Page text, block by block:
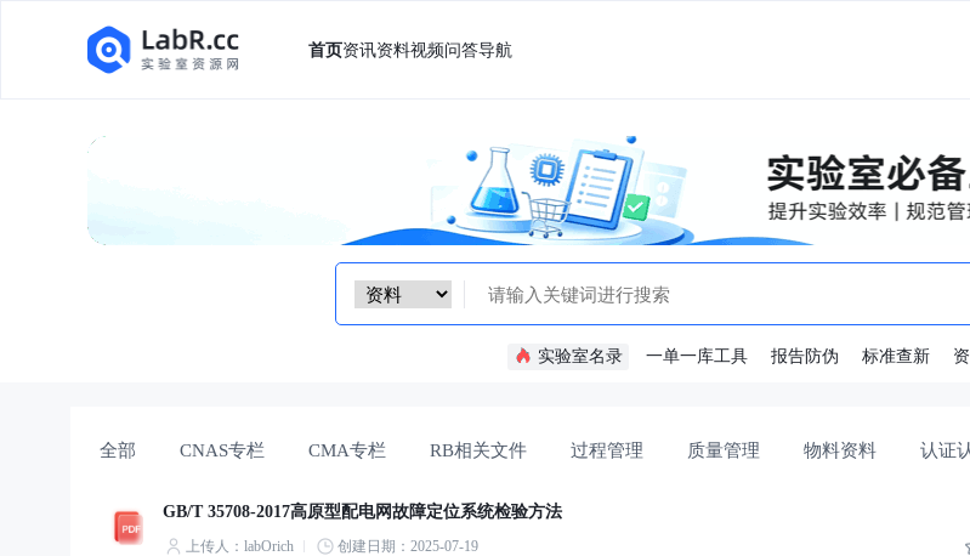
首页资讯资料视频问答导航
实验室名录 一单一库工具 报告防伪 标准查新
全部 CNAS专栏 CMA专栏 RB相关文件 过程管理 质量管理 物料资料 认证
GB/T 35708-2017高原型配电网故障定位系统检验方法
上传人：labOrich 创建日期：2025-07-19